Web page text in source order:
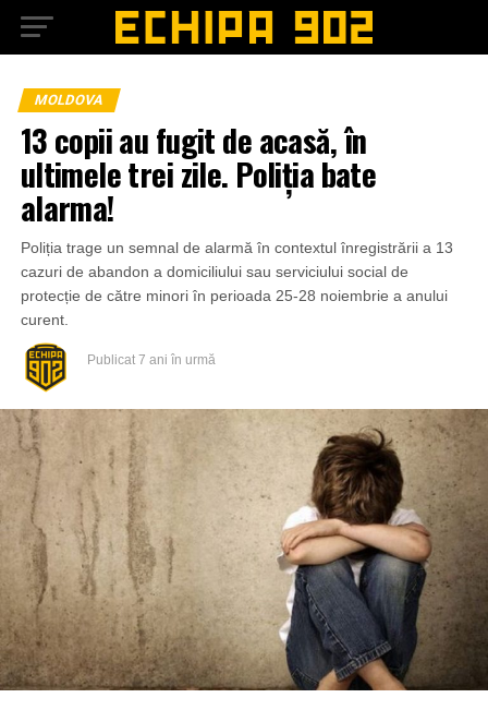
MOLDOVA
13 copii au fugit de acasă, în
ultimele trei zile. Poliția bate
alarma!
Poliția trage un semnal de alarmă în contextul înregistrării a 13
cazuri de abandon a domiciliului sau serviciului social de
protecție de către minori în perioada 25-28 noiembrie a anului
curent.
Publicat 7 ani în urmă